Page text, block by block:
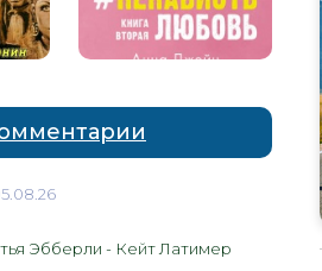
Эбберли - Кейт Латимер